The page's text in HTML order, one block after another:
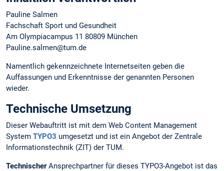
Pauline Salmen
Fachschaft Sport und Gesundheit
Am Olympiacampus 11 80809 München
Pauline.salmen@tum.de
Namentlich gekennzeichnete Internetseiten geben die
Auffassungen und Erkenntnisse der genannten Personen
wieder.
Technische Umsetzung
Dieser Webauftritt ist mit dem Web Content Management
System TYPO3 umgesetzt und ist ein Angebot der Zentrale
Informationstechnik (ZIT) der TUM.
TechnischerAnsprechpartner für dieses TYPO3-Angebot ist das